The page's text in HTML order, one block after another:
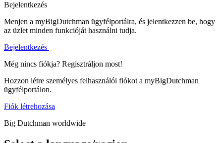
Bejelentkezés
Menjen a myBigDutchman ügyfélportálra, és jelentkezzen be, hogy
az üzlet minden funkcióját használni tudja.
Bejelentkezés
Még nincs fiókja? Regisztráljon most!
Hozzon létre személyes felhasználói fiókot a myBigDutchman
ügyfélportálon.
Fiók létrehozása
Big Dutchman worldwide